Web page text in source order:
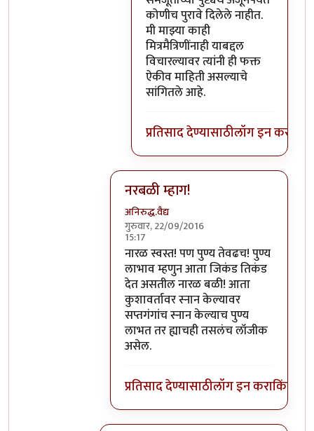
कोणीच पुरावे दिलेले नाहीत.
मी माझ्या काही
मित्रमैत्रिणींनाही याबद्दल
विचारल्यावर त्यांनी ही फक्त
ऐकीव माहिती असल्याचे
सांगितले आहे.
प्रतिसाद देण्यासाठीलॉग इन करा
नरबळी म्हाग!
अनिरुद्ध.वैद्य
गुरुवार, 22/09/2016
15:17
In reply toमला शास्त्रार्थ वगैरे काही
नारळ स्वस्त! पण पुण्य तेवढच! पुण्य
लाभाव म्हणुन आता जिकंड तिकंड
देत असतील नारळ बळी! आता
कुशावर्तावर स्नान केल्यावर
सप्तगंगांच स्नान केल्याच पुण्य
लाभत तर ह्याचही तसलंच लॉजीक
असेल.
प्रतिसाद देण्यासाठीलॉग इन कराकिंवा